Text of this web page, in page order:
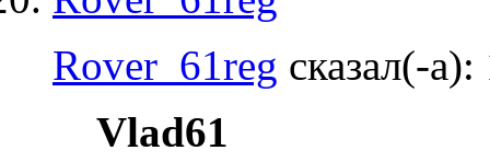
Rover_61reg сказал(-а):
Vlad61